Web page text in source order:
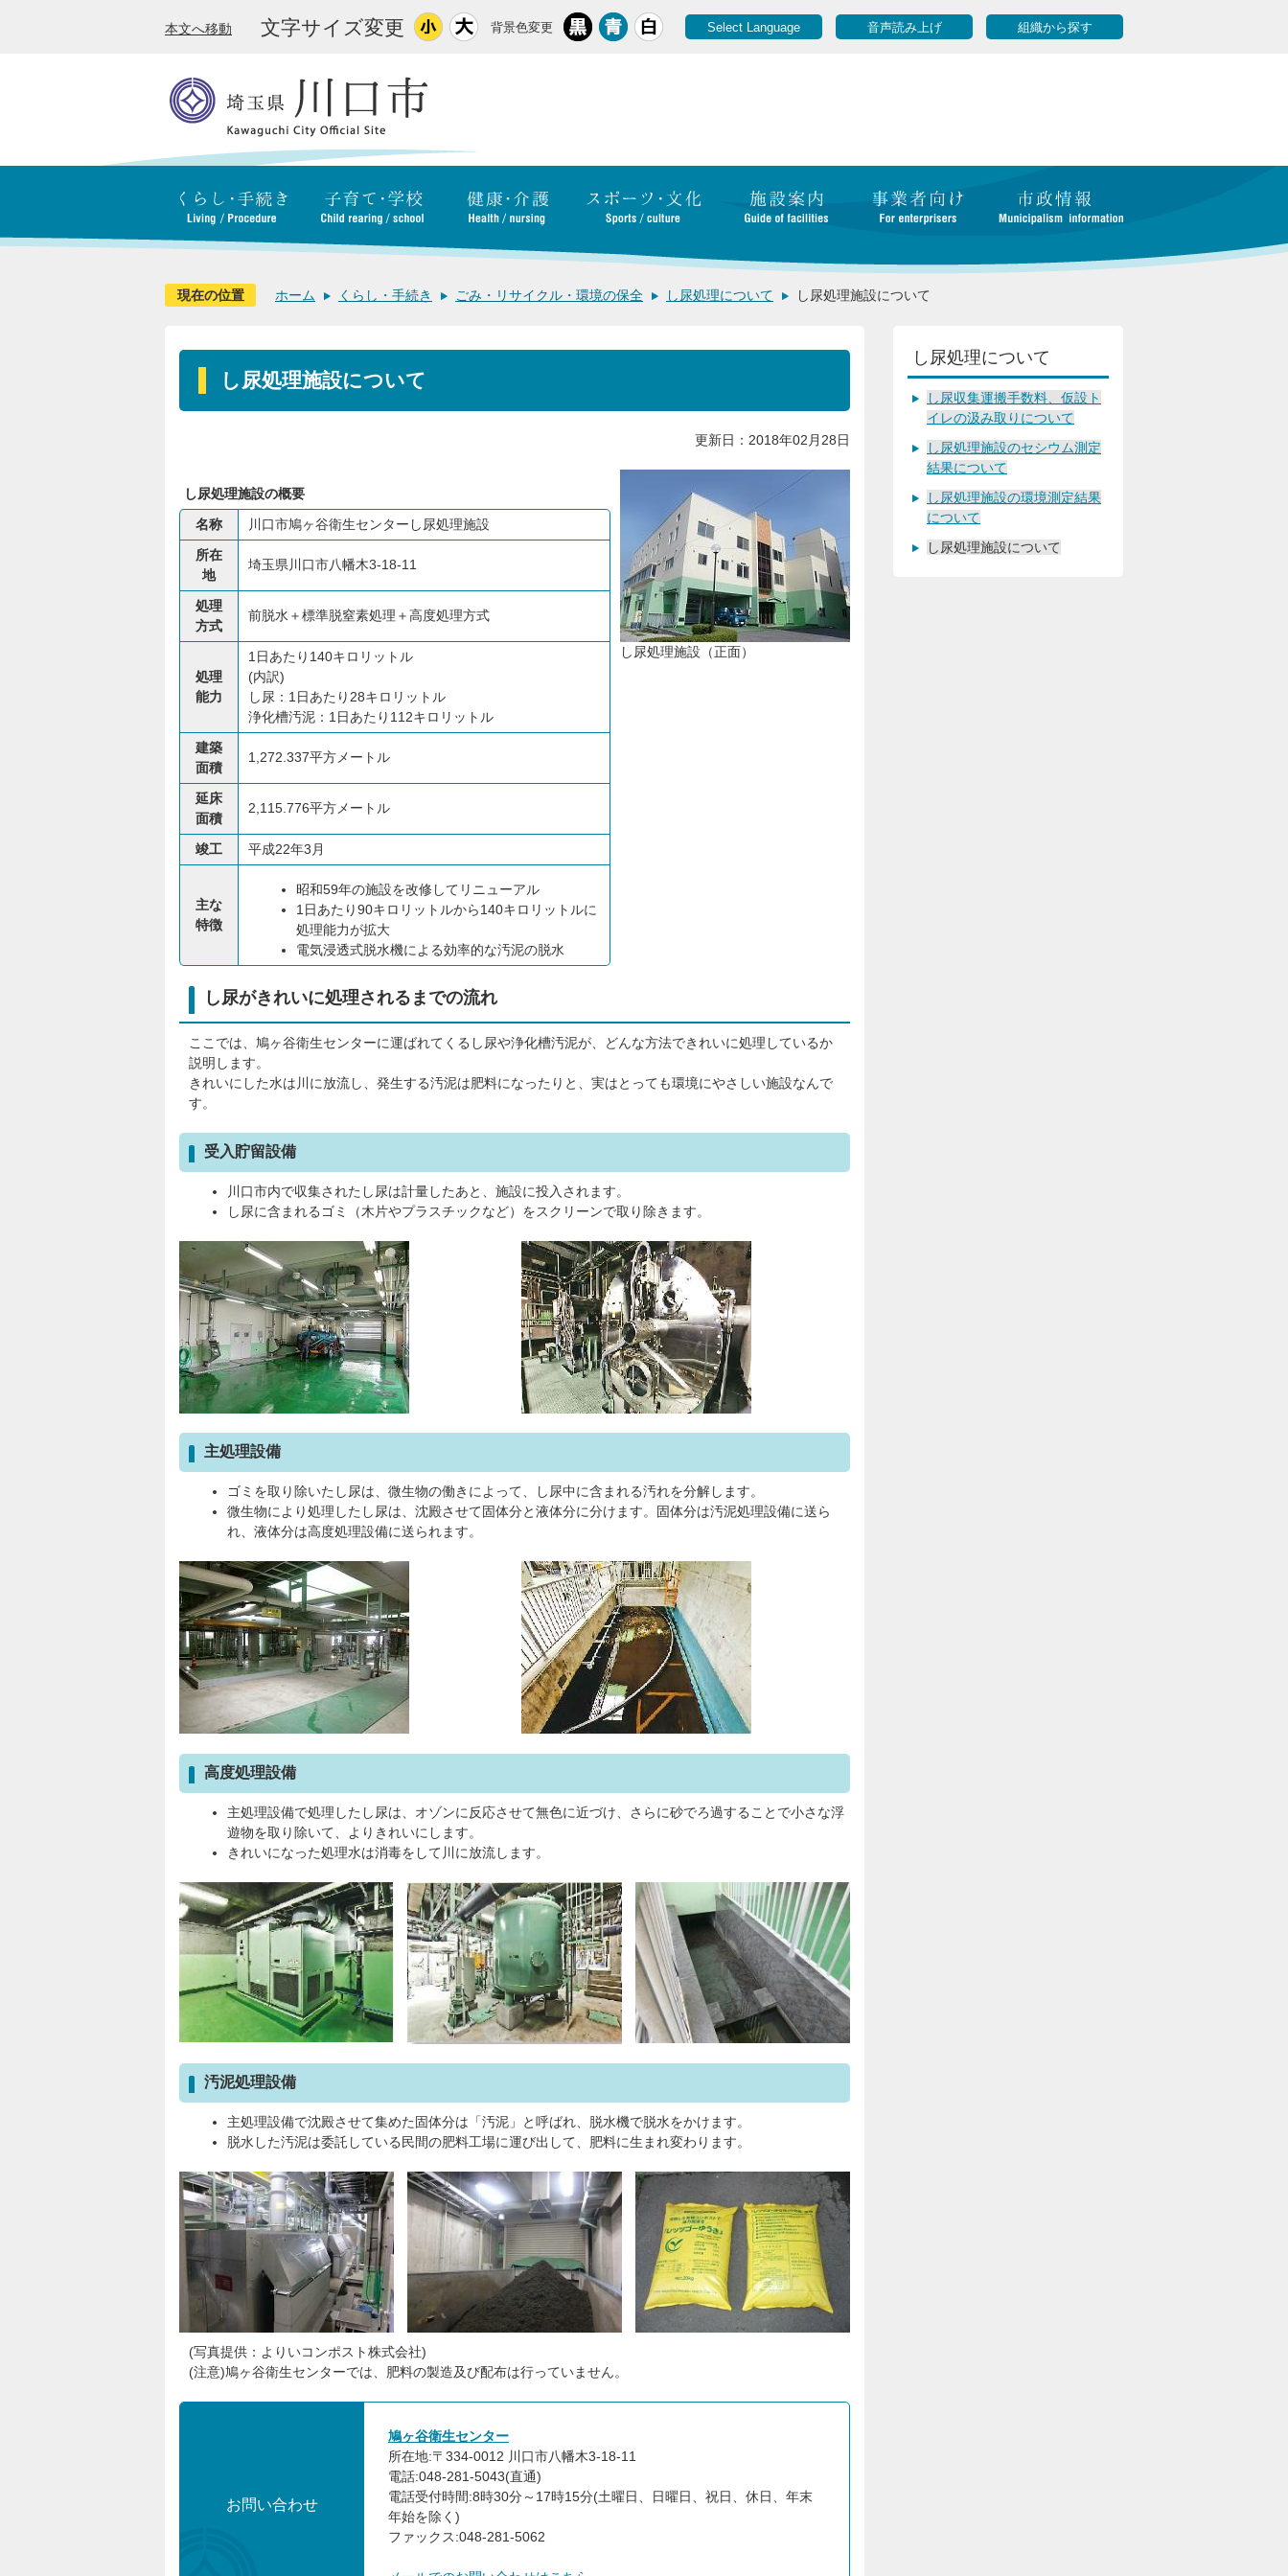
本文へ移動 文字サイズ変更 背景色変更 Select Language 音声読み上げ 組織から探す
現在の位置 ホーム くらし・手続き ごみ・リサイクル・環境の保全 し尿処理について し尿処理施設について
し尿処理施設について
更新日：2018年02月28日
し尿処理施設（正面）
し尿処理施設の概要
名称
川口市鳩ヶ谷衛生センターし尿処理施設
所在
地
埼玉県川口市八幡木3-18-11
処理
方式
前脱水＋標準脱窒素処理＋高度処理方式
処理
能力
1日あたり140キロリットル
(内訳)
し尿：1日あたり28キロリットル
浄化槽汚泥：1日あたり112キロリットル
建築
面積
1,272.337平方メートル
延床
面積
2,115.776平方メートル
竣工 平成22年3月
主な
特徴
昭和59年の施設を改修してリニューアル
1日あたり90キロリットルから140キロリットルに
処理能力が拡大
電気浸透式脱水機による効率的な汚泥の脱水
し尿がきれいに処理されるまでの流れ
ここでは、鳩ヶ谷衛生センターに運ばれてくるし尿や浄化槽汚泥が、どんな方法できれいに処理しているか
説明します。
きれいにした水は川に放流し、発生する汚泥は肥料になったりと、実はとっても環境にやさしい施設なんで
す。
受入貯留設備
川口市内で収集されたし尿は計量したあと、施設に投入されます。
し尿に含まれるゴミ（木片やプラスチックなど）をスクリーンで取り除きます。
主処理設備
ゴミを取り除いたし尿は、微生物の働きによって、し尿中に含まれる汚れを分解します。
微生物により処理したし尿は、沈殿させて固体分と液体分に分けます。固体分は汚泥処理設備に送ら
れ、液体分は高度処理設備に送られます。
高度処理設備
主処理設備で処理したし尿は、オゾンに反応させて無色に近づけ、さらに砂でろ過することで小さな浮
遊物を取り除いて、よりきれいにします。
きれいになった処理水は消毒をして川に放流します。
汚泥処理設備
主処理設備で沈殿させて集めた固体分は「汚泥」と呼ばれ、脱水機で脱水をかけます。
脱水した汚泥は委託している民間の肥料工場に運び出して、肥料に生まれ変わります。
(写真提供：よりいコンポスト株式会社)
(注意)鳩ヶ谷衛生センターでは、肥料の製造及び配布は行っていません。
お問い合わせ
鳩ヶ谷衛生センター
所在地:〒334-0012 川口市八幡木3-18-11
電話:048-281-5043(直通)
電話受付時間:8時30分～17時15分(土曜日、日曜日、祝日、休日、年末
年始を除く)
ファックス:048-281-5062
し尿処理について
し尿収集運搬手数料、仮設ト
イレの汲み取りについて
し尿処理施設のセシウム測定
結果について
し尿処理施設の環境測定結果
について
し尿処理施設について